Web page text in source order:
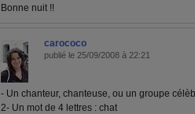
Bonne nuit !!
carococo
publié le 25/09/2008 à 22:21
- Un chanteur, chanteuse, ou un groupe
2- Un mot de 4 lettres : chat